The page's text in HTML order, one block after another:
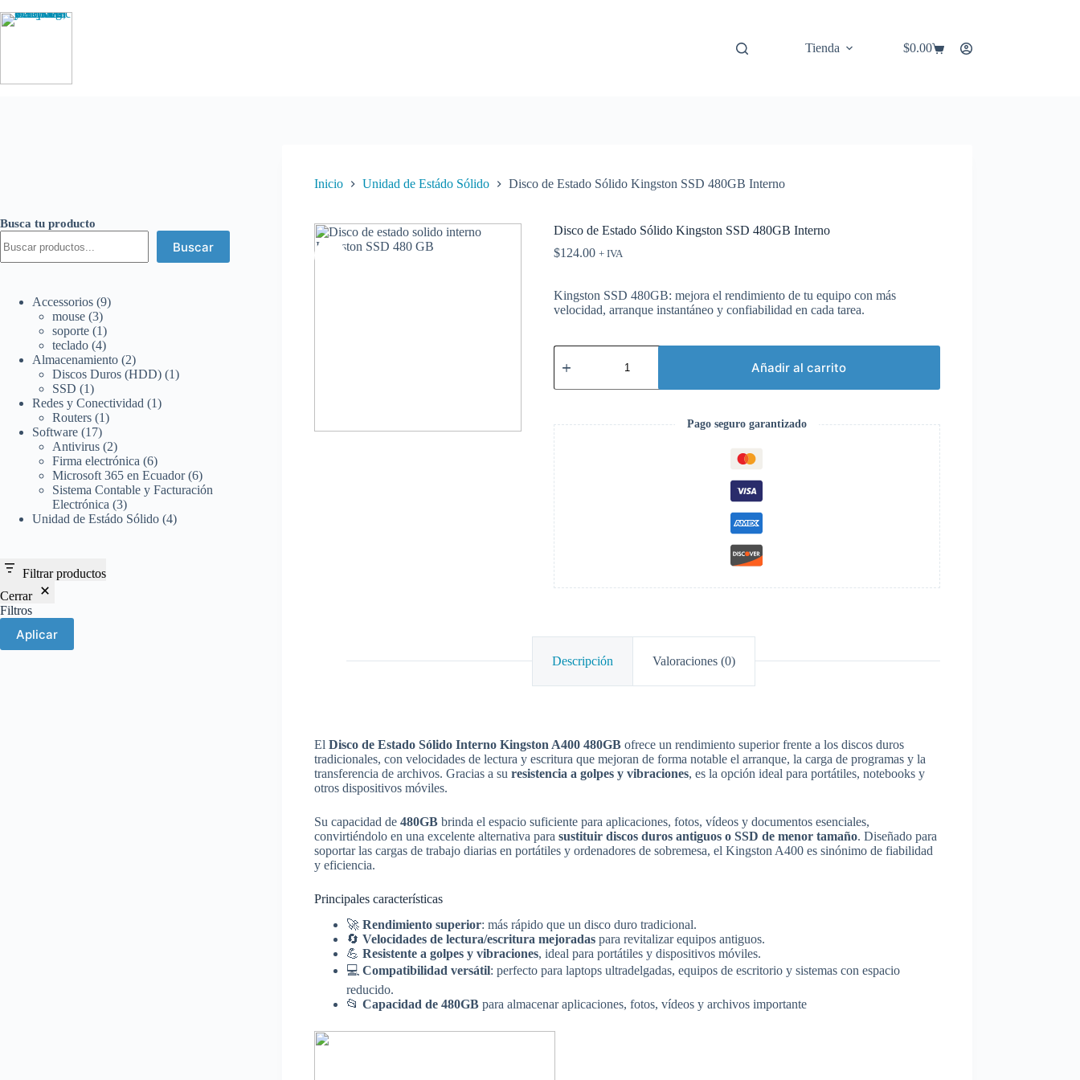
al
Tienda
Carro
$0.00
Inicio Unidad de Estádo Sólido Disco de Estado Sólido Kingston SSD 480GB Interno
Disco de Estado Sólido Kingston SSD 480GB Interno
$124.00 + IVA
Kingston SSD 480GB: mejora el rendimiento de tu equipo con más
velocidad, arranque instantáneo y confiabilidad en cada tarea.
Disco
de
Sólido
480GB
Interno
cantidad
Añadir al carrito
Pago seguro garantizado
Descripción Valoraciones (0)
El Disco de Estado Sólido Interno Kingston A400 480GBofrece un rendimiento superior frente a los discos duros
tradicionales, con velocidades de lectura y escritura que mejoran de forma notable el arranque, la carga de programas y la
transferencia de archivos. Gracias a su resistencia a golpes y vibraciones, es la opción ideal para portátiles, notebooks y
otros dispositivos móviles.
Su capacidad de 480GBbrinda el espacio suficiente para aplicaciones, fotos, vídeos y documentos esenciales,
convirtiéndolo en una excelente alternativa para sustituir discos duros antiguos o SSD de menor tamaño. Diseñado para
soportar las cargas de trabajo diarias en portátiles y ordenadores de sobremesa, el Kingston A400 es sinónimo de fiabilidad
y eficiencia.
Principales características
🚀 Rendimiento superior: más rápido que un disco duro tradicional.
🔄 Velocidades de lectura/escritura mejoradaspara revitalizar equipos antiguos.
💪 Resistente a golpes y vibraciones, ideal para portátiles y dispositivos móviles.
💻 Compatibilidad versátil: perfecto para laptops ultradelgadas, equipos de escritorio y sistemas con espacio
reducido.
📂 Capacidad de 480GBpara almacenar aplicaciones, fotos, vídeos y archivos importante
Busca tu producto
Buscar
Accessorios 99
mouse 33
productos
soporte 11
producto
teclado 44
productos
Almacenamiento 22
productos
Discos Duros (HDD) 11
SSD 11
producto
Redes y Conectividad 11
Routers 11
Software 1717
productos
Antivirus 22
productos
Firma electrónica 66
productos
Microsoft 365 en Ecuador 66
productos
Sistema Contable y Facturación
Electrónica 33
productos
Unidad de Estádo Sólido 44
Filtrar productos
Cerrar
Filtros
Aplicar